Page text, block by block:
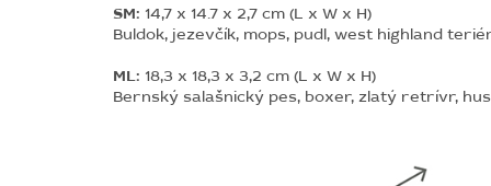
SM: 14,7 x 14.7 x 2,7 cm (L x W x H)
Buldok, jezevčík, mops, pudl, west highland
ML: 18,3 x 18,3 x 3,2 cm (L x W x H)
Bernský salašnický pes, boxer, zlatý retrívr,